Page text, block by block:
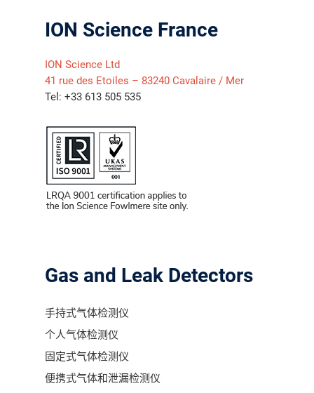
ION Science France
ION Science Ltd
41 rue des Etoiles – 83240 Cavalaire / Mer
Tel: +33 613 505 535
Gas and Leak Detectors
手持式气体检测仪
个人气体检测仪
固定式气体检测仪
便携式气体和泄漏检测仪
联系我们